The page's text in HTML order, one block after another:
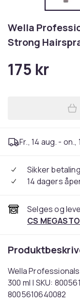
Wella
Strong
175 kr
Fr., 14 aug. - on.,
Sikker betaling
14 dagers
Selges og
CS
Wella
300 ml | SKU:
8005610640082